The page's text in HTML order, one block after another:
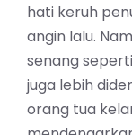
hati keruh
angin lalu.
senang
juga lebih
orang tua